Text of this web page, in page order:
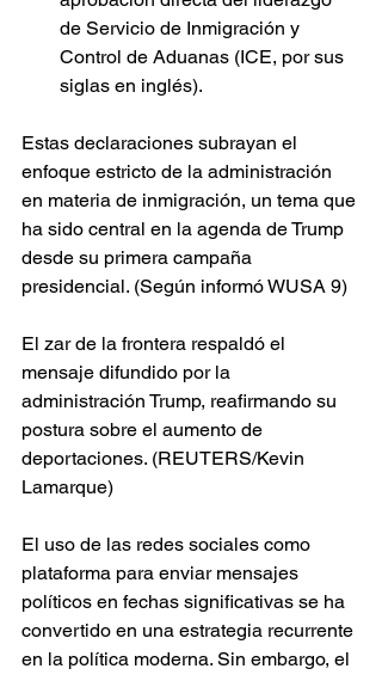
de Servicio de Inmigración y
Control de Aduanas (ICE, por sus
siglas en inglés).
Estas declaraciones subrayan el
enfoque estricto de la administración
en materia de inmigración, un tema que
ha sido central en la agenda de Trump
desde su primera campaña
presidencial. (Según informó WUSA 9)
El zar de la frontera respaldó el
mensaje difundido por la
administración Trump, reafirmando su
postura sobre el aumento de
deportaciones. (REUTERS/Kevin
Lamarque)
El uso de las redes sociales como
plataforma para enviar mensajes
políticos en fechas significativas se ha
convertido en una estrategia recurrente
en la política moderna. Sin embargo, el